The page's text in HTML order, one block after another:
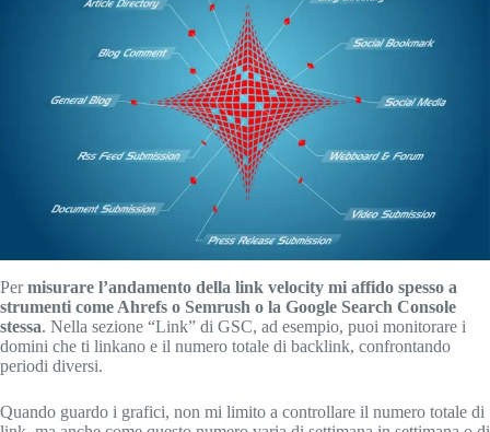
Permisurare l’andamento della link velocity mi affido spesso a
strumenti come Ahrefs o Semrush o la Google Search Console
stessa. Nella sezione “Link” di GSC, ad esempio, puoi monitorare i
domini che ti linkano e il numero totale di backlink, confrontando
periodi diversi.
Quando guardo i grafici, non mi limito a controllare il numero totale di